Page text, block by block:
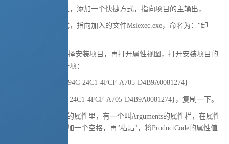
并且，在这个目录里，添加一个快捷方式，指向项目的主输出，
再添加一个快捷方式，指向加入的文件Msiexec.exe，命名为："卸
5.在解决方案里，选择安装项目，再打开属性视图，打开安装项目的
属性面板，里面有一项：
ProductCode {5284694C-24C1-4FCF-A705-D4B9A0081274}
把后面的{5284694C-24C1-4FCF-A705-D4B9A0081274}，复制一下。
6.在"卸载"快捷方式的属性里，有一个叫Arguments的属性栏，在属性
栏中首先填入"/x"后加一个空格，再"粘贴"，将ProductCode的属性值